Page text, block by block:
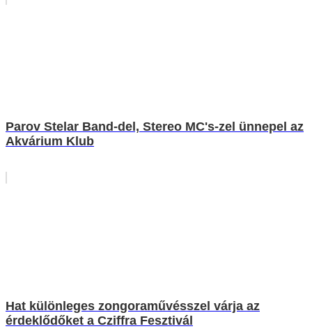
Parov Stelar Band-del, Stereo MC's-zel ünnepel az
Akvárium Klub
Hat különleges zongoraművésszel várja az
érdeklődőket a Cziffra Fesztivál